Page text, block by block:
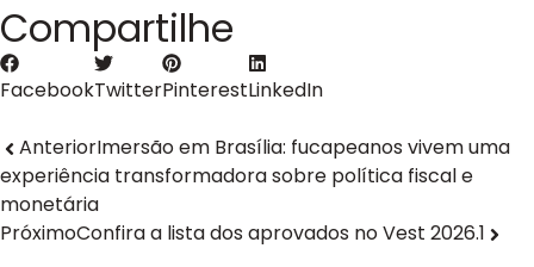
Compartilhe
FacebookTwitterPinterestLinkedIn
AnteriorImersão em Brasília: fucapeanos vivem uma
experiência transformadora sobre política fiscal e
monetária
PróximoConfira a lista dos aprovados no Vest 2026.1